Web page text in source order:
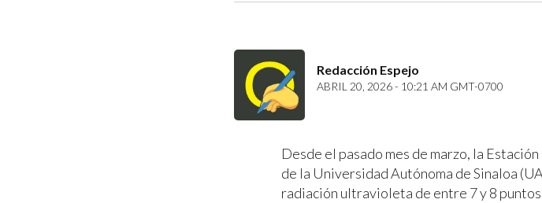
Redacción Espejo
ABRIL 20, 2026 - 10:21 AM GMT-0700
Desde el pasado mes de marzo, la
de la Universidad Autónoma de Sinaloa
radiación ultravioleta de entre 7 y 8